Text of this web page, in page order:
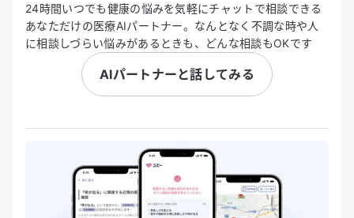
24時間いつでも健康の悩みを気軽にチャットで相談できる
あなただけの医療AIパートナー。なんとなく不調な時や人
に相談しづらい悩みがあるときも、どんな相談もOKです
AIパートナーと話してみる